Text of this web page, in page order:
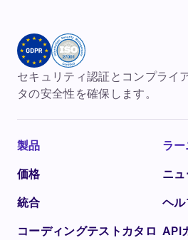
セキュリティ認証とコンプライ
タの安全性を確保します。
製品
価格
統合
コーディングテストカタロ
ラ
ニ
ヘ
API